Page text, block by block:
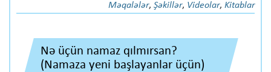
Məqalələr, Şəkillər, Videolar, Kitablar
Nə üçün namaz qılmırsan?
(Namaza yeni başlayanlar üçün)